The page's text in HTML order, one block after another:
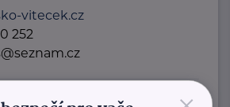
vitecek.cz
252